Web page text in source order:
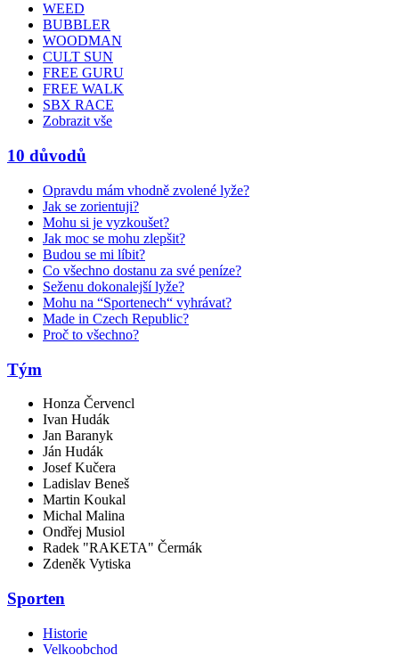
WEED
BUBBLER
WOODMAN
CULT SUN
FREE GURU
FREE WALK
SBX RACE
Zobrazit vše
10 důvodů
Opravdu mám vhodně zvolené lyže?
Jak se zorientuji?
Mohu si je vyzkoušet?
Jak moc se mohu zlepšit?
Budou se mi líbit?
Co všechno dostanu za své peníze?
Seženu dokonalejší lyže?
Mohu na “Sportenech“ vyhrávat?
Made in Czech Republic?
Proč to všechno?
Tým
Honza Červencl
Ivan Hudák
Jan Baranyk
Ján Hudák
Josef Kučera
Ladislav Beneš
Martin Koukal
Michal Malina
Ondřej Musiol
Radek "RAKETA" Čermák
Zdeněk Vytiska
Sporten
Historie
Velkoobchod